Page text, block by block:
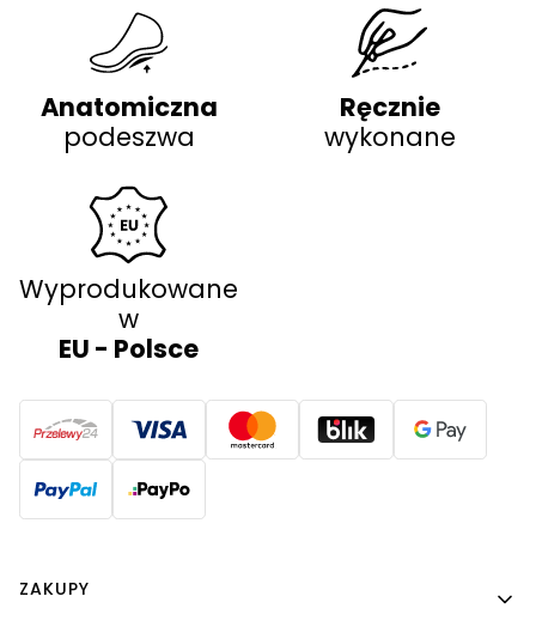
Anatomiczna
podeszwa
Ręcznie
wykonane
Wyprodukowane
w
EU - Polsce
Linki w stopce
ZAKUPY